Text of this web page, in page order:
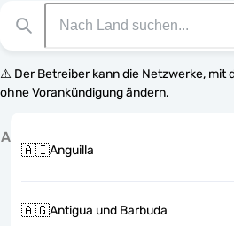
⚠️ Der Betreiber kann die Netzwerke, mit
ohne Vorankündigung ändern.
A
🇦🇮Anguilla
🇦🇬Antigua und Barbuda